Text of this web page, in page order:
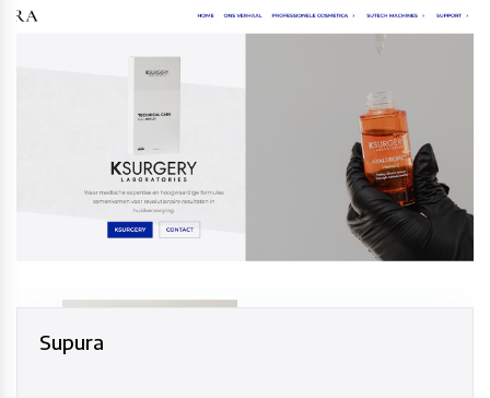
Supura